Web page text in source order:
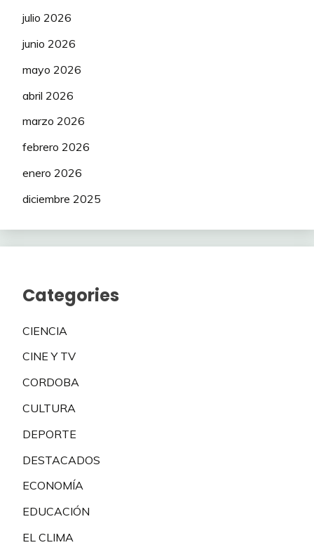
julio 2026
junio 2026
mayo 2026
abril 2026
marzo 2026
febrero 2026
enero 2026
diciembre 2025
Categories
CIENCIA
CINE Y TV
CORDOBA
CULTURA
DEPORTE
DESTACADOS
ECONOMÍA
EDUCACIÓN
EL CLIMA